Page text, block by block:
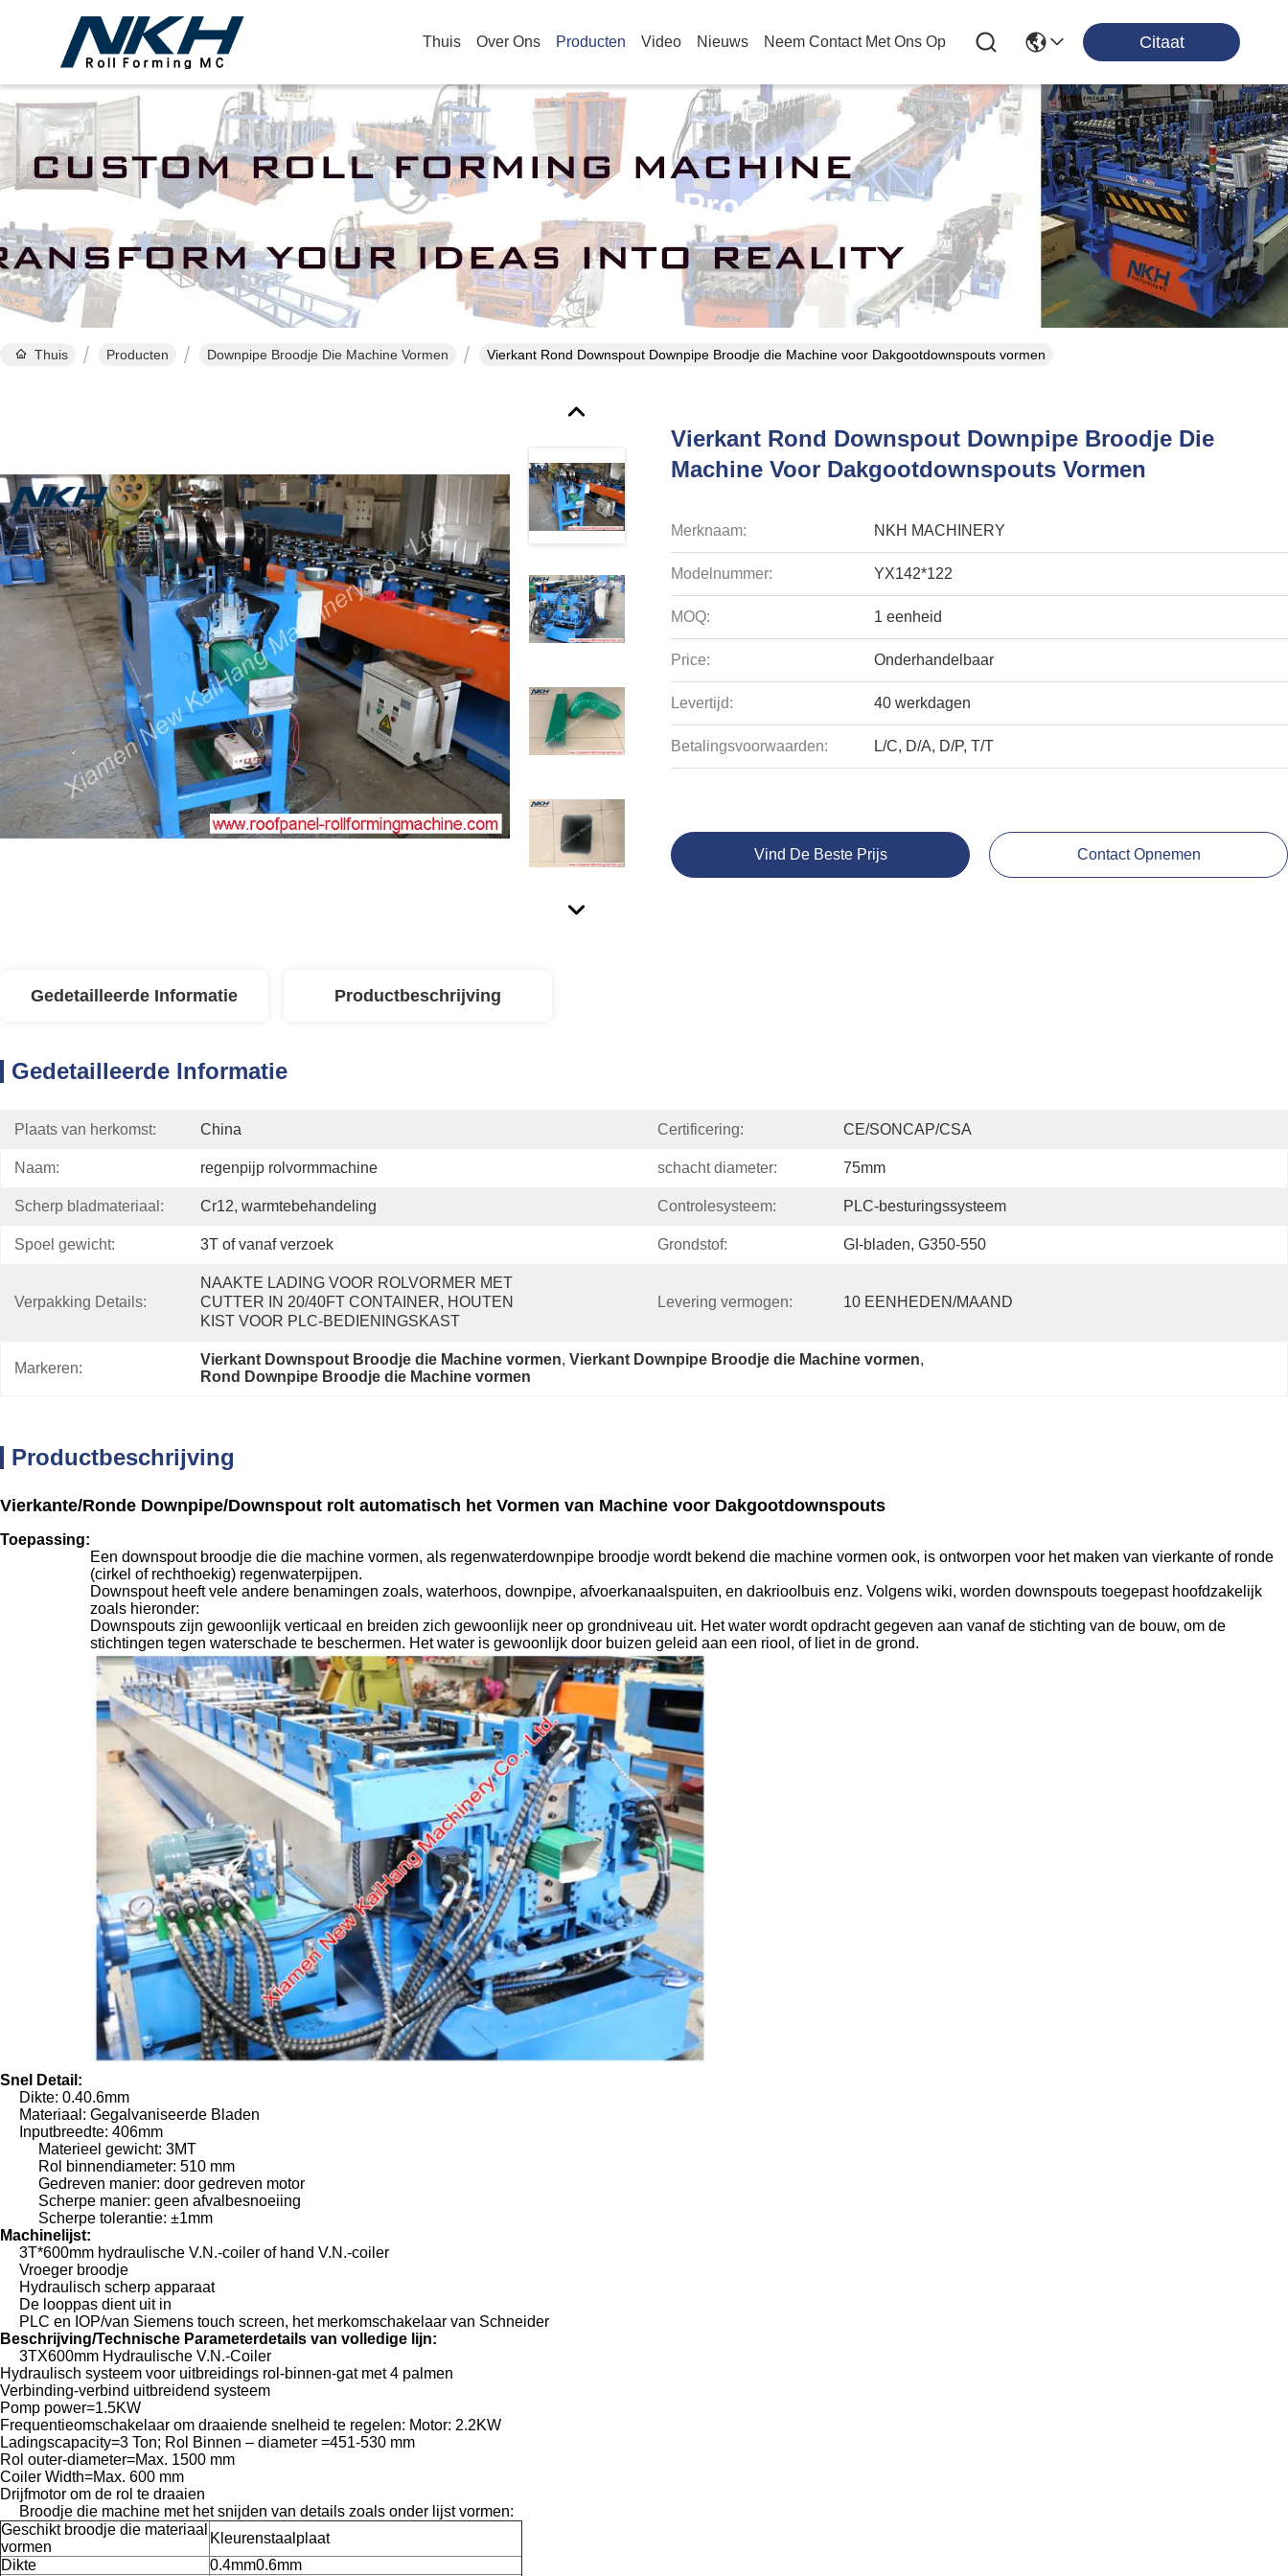
Thuis Over Ons Producten Video Nieuws Neem Contact Met Ons Op Citaat
Details Van De Producten
Thuis Producten Downpipe Broodje Die Machine Vormen Vierkant Rond Downspout Downpipe Broodje die Machine voor Dakgootdownspouts vormen
Vierkant Rond Downspout Downpipe Broodje Die
Machine Voor Dakgootdownspouts Vormen
Merknaam: NKH MACHINERY
Modelnummer: YX142*122
MOQ: 1 eenheid
Price: Onderhandelbaar
Levertijd: 40 werkdagen
Betalingsvoorwaarden: L/C, D/A, D/P, T/T
Vind De Beste Prijs Contact Opnemen
Gedetailleerde Informatie Productbeschrijving
Gedetailleerde Informatie
Plaats van herkomst: China Certificering: CE/SONCAP/CSA
Naam: regenpijp rolvormmachine schacht diameter: 75mm
Scherp bladmateriaal: Cr12, warmtebehandeling Controlesysteem: PLC-besturingssysteem
Spoel gewicht: 3T of vanaf verzoek Grondstof: GI-bladen, G350-550
Verpakking Details:
NAAKTE LADING VOOR ROLVORMER MET
CUTTER IN 20/40FT CONTAINER, HOUTEN
KIST VOOR PLC-BEDIENINGSKAST
Levering vermogen: 10 EENHEDEN/MAAND
Markeren:
Vierkant Downspout Broodje die Machine vormen, Vierkant Downpipe Broodje die Machine vormen,
Rond Downpipe Broodje die Machine vormen
Productbeschrijving
Vierkante/Ronde Downpipe/Downspout rolt automatisch het Vormen van Machine voor Dakgootdownspouts
Toepassing:
Een downspout broodje die die machine vormen, als regenwaterdownpipe broodje wordt bekend die machine vormen ook, is ontworpen voor het maken van vierkante of ronde
(cirkel of rechthoekig) regenwaterpijpen.
Downspout heeft vele andere benamingen zoals, waterhoos, downpipe, afvoerkanaalspuiten, en dakrioolbuis enz. Volgens wiki, worden downspouts toegepast hoofdzakelijk
zoals hieronder:
Downspouts zijn gewoonlijk verticaal en breiden zich gewoonlijk neer op grondniveau uit. Het water wordt opdracht gegeven aan vanaf de stichting van de bouw, om de
stichtingen tegen waterschade te beschermen. Het water is gewoonlijk door buizen geleid aan een riool, of liet in de grond.
Snel Detail:
Dikte: 0.40.6mm
Materiaal: Gegalvaniseerde Bladen
Inputbreedte: 406mm
Materieel gewicht: 3MT
Rol binnendiameter: 510 mm
Gedreven manier: door gedreven motor
Scherpe manier: geen afvalbesnoeiing
Scherpe tolerantie: ±1mm
Machinelijst:
3T*600mm hydraulische V.N.-coiler of hand V.N.-coiler
Vroeger broodje
Hydraulisch scherp apparaat
De looppas dient uit in
PLC en IOP/van Siemens touch screen, het merkomschakelaar van Schneider
Beschrijving/Technische Parameterdetails van volledige lijn:
3TX600mm Hydraulische V.N.-Coiler
Hydraulisch systeem voor uitbreidings rol-binnen-gat met 4 palmen
Verbinding-verbind uitbreidend systeem
Pomp power=1.5KW
Frequentieomschakelaar om draaiende snelheid te regelen: Motor: 2.2KW
Ladingscapacity=3 Ton; Rol Binnen – diameter =451-530 mm
Rol outer-diameter=Max. 1500 mm
Coiler Width=Max. 600 mm
Drijfmotor om de rol te draaien
Broodje die machine met het snijden van details zoals onder lijst vormen:
Geschikt broodje die materiaal
vormen
Kleurenstaalplaat
Dikte
0.4mm0.6mm